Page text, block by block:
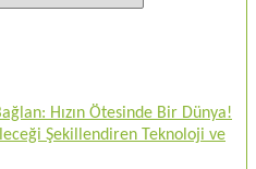
Hızın Ötesinde Bir Dünya!
Şekillendiren Teknoloji ve